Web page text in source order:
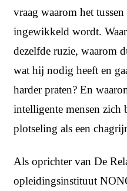
vraag waarom het
ingewikkeld wordt.
dezelfde ruzie, waarom
wat hij nodig heeft en
harder praten? En
intelligente mensen zich
plotseling als een
Als oprichter van De
opleidingsinstituut